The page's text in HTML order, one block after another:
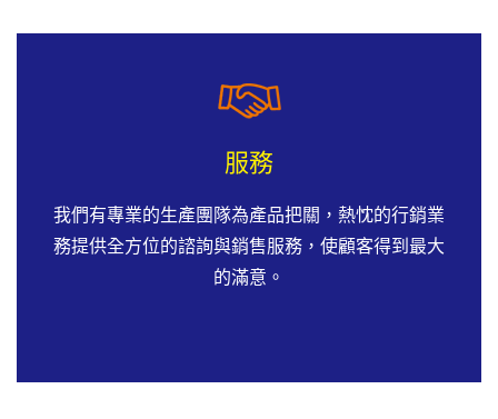
服務
我們有專業的生產團隊為產品把關，熱忱的行銷業
務提供全方位的諮詢與銷售服務，使顧客得到最大
的滿意。